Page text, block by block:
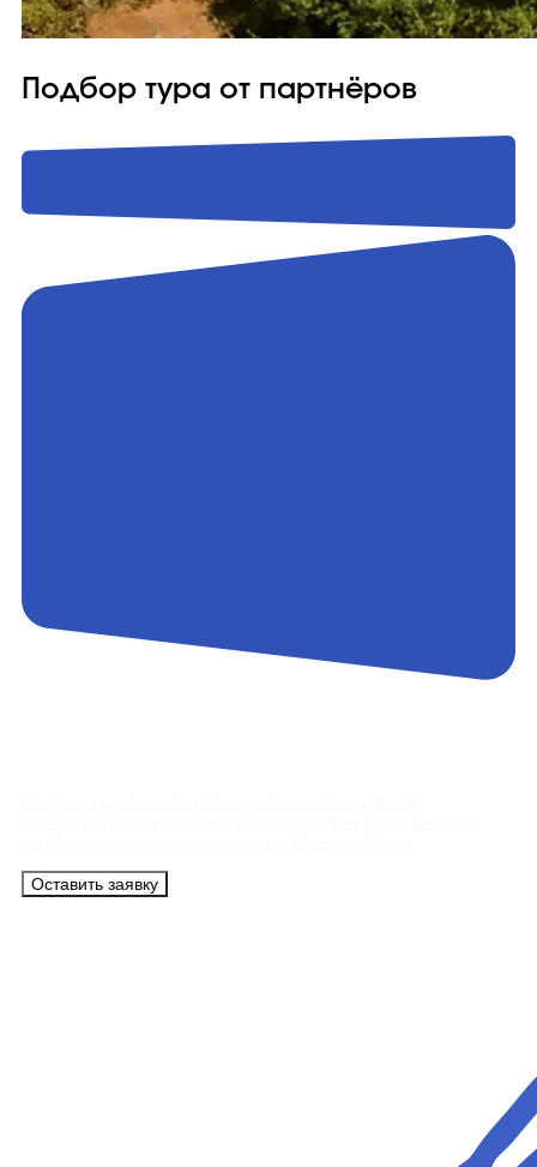
Подбор тура от партнёров
Оставить заявку